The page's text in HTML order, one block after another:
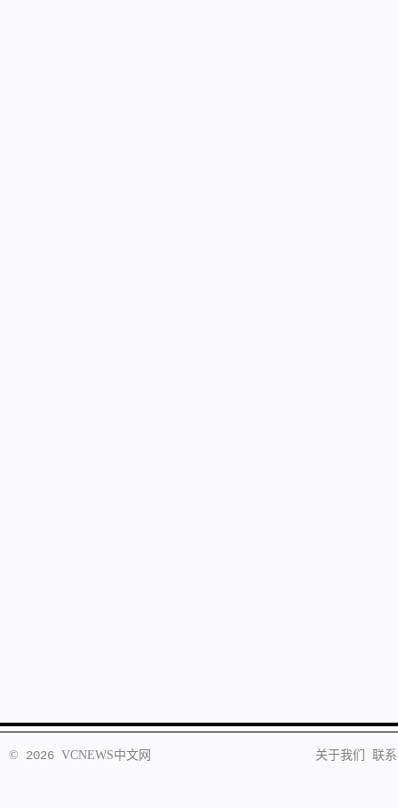
© 2026 VCNEWS中文网 关于我们 联